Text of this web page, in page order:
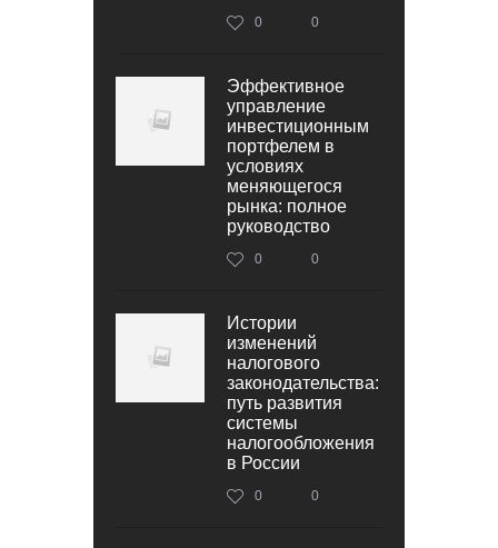
0 0
Эффективное
управление
инвестиционным
портфелем в
условиях
меняющегося
рынка: полное
руководство
0 0
Истории
изменений
налогового
законодательства:
путь развития
системы
налогообложения
в России
0 0